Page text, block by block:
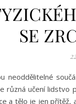
SE
neoddělitelné
různá učení lidstvo
a tělo je jen přítěž,